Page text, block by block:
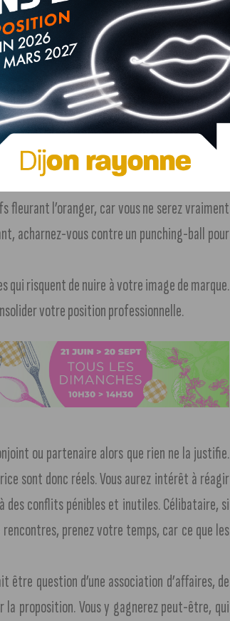
ce qui concerne vos affaires de coeur. Une
profileront à l’horizon.
ne sera pas de mise actuellement ; tenez-en
le sens pratique nécessaire.
Vous aurez le don de trouver la petite phrase,
conjoint ou partenaire. Célibataire, ce ne
l’oranger, car vous ne serez vraiment
acharnez-vous contre un punching-ball pour
qui risquent de nuire à votre image de marque.
votre position professionnelle.
ou partenaire alors que rien ne la justifie.
sont donc réels. Vous aurez intérêt à réagir
des conflits pénibles et inutiles. Célibataire, si
prenez votre temps, car ce que les
question d’une association d’affaires, de
proposition. Vous y gagnerez peut-être, qui